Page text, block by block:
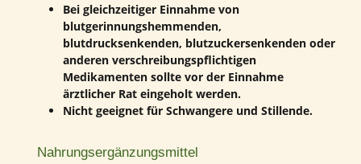
Bei gleichzeitiger Einnahme von
blutgerinnungshemmenden,
blutdrucksenkenden, blutzuckersenkenden oder
anderen verschreibungspflichtigen
Medikamenten sollte vor der Einnahme
ärztlicher Rat eingeholt werden.
Nicht geeignet für Schwangere und Stillende.
Nahrungsergänzungsmittel